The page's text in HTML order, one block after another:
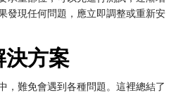
發現任何問題，應立即調整或重新安
方案
，難免會遇到各種問題。這裡總結了